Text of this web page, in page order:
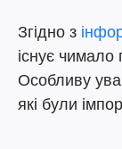
Згідно з
існує чимало
Особливу
які були